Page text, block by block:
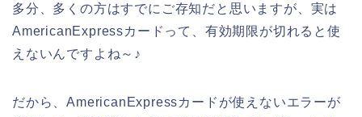
多分、多くの方はすでにご存知だと思いますが、実は
AmericanExpressカードって、有効期限が切れると使
えないんですよね～♪
だから、AmericanExpressカードが使えないエラーが